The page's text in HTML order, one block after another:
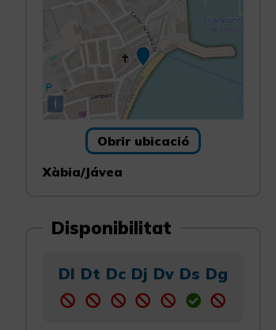
i
Obrir ubicació
Xàbia/Jávea
Disponibilitat
Dl Dt Dc Dj Dv Ds Dg